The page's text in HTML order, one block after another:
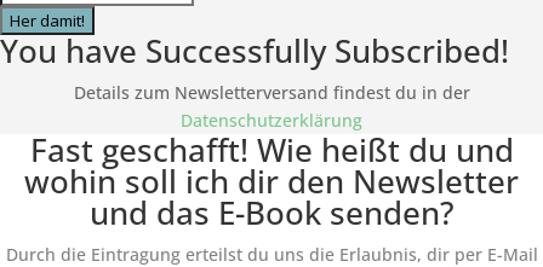
Her damit!
You have Successfully Subscribed!
Details zum Newsletterversand findest du in der
Datenschutzerklärung
Fast geschafft! Wie heißt du und
wohin soll ich dir den Newsletter
und das E-Book senden?
Durch die Eintragung erteilst du uns die Erlaubnis, dir per E-Mail